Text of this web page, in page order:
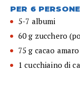
PER 6 PERSONE
5-7 albumi
60 g zucchero
75 g cacao amaro
1 cucchiaino di